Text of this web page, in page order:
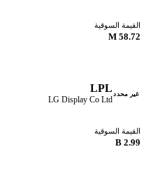
القيمة السوقية
58.72 M
غير محدد LPL
LG Display Co Ltd
القيمة السوقية
2.99 B